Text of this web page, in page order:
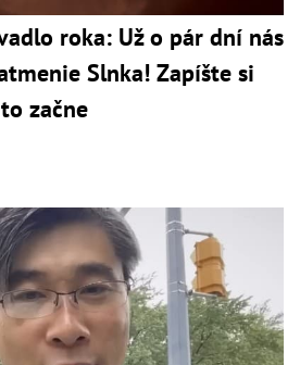
roka: Už o pár dní nás
Slnka! Zapíšte si
začne